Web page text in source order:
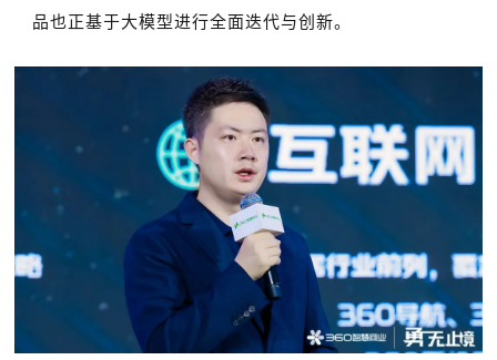
品也正基于大模型进行全面迭代与创新。